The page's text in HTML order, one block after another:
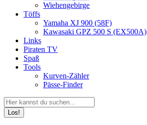
Wiehengebirge
Töffs
Yamaha XJ 900 (58F)
Kawasaki GPZ 500 S (EX500A)
Links
Piraten TV
Spaß
Tools
Kurven-Zähler
Pässe-Finder
Search: